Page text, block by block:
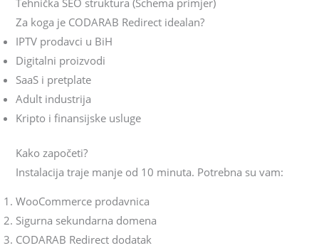
Za koga je CODARAB Redirect idealan?
IPTV prodavci u BiH
Digitalni proizvodi
SaaS i pretplate
Adult industrija
Kripto i finansijske usluge
Kako započeti?
Instalacija traje manje od 10 minuta. Potrebna su vam:
WooCommerce prodavnica
Sigurna sekundarna domena
CODARAB Redirect dodatak